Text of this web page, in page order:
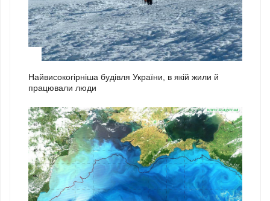
Найвисокогірніша будівля України, в якій жили й
працювали люди